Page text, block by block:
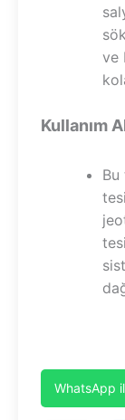
ve
Kullanım
WhatsApp